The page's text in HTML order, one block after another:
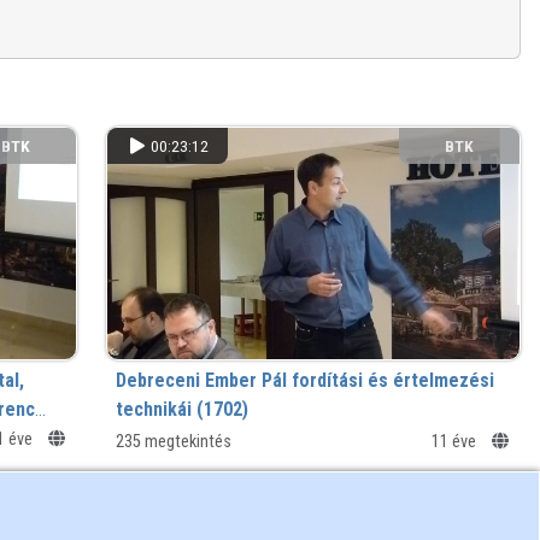
BTK
éve
00:23:12 BTK
Debreceni Ember Pál fordítási és értelmezési
technikái (1702)
235 megtekintés 11 éve